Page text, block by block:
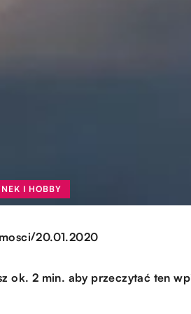
I HOBBY
/20.01.2020
ok. 2 min. aby przeczytać ten